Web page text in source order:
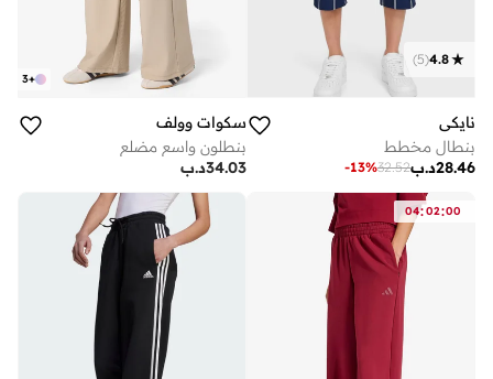
4.8
(
5
)
نايكي
بنطال مخطط
د.ب28.46
32.52
-13%
+
3
سكوات وولف
بنطلون واسع مضلع
د.ب34.03
04:02:00